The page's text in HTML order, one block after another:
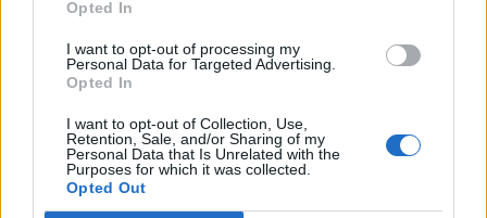
Opted In
I want to opt-out of processing my
Personal Data for Targeted Advertising.
Opted In
I want to opt-out of Collection, Use,
Retention, Sale, and/or Sharing of my
Personal Data that Is Unrelated with the
Purposes for which it was collected.
Opted Out
ΑΓΓΕΛΙΕΣ